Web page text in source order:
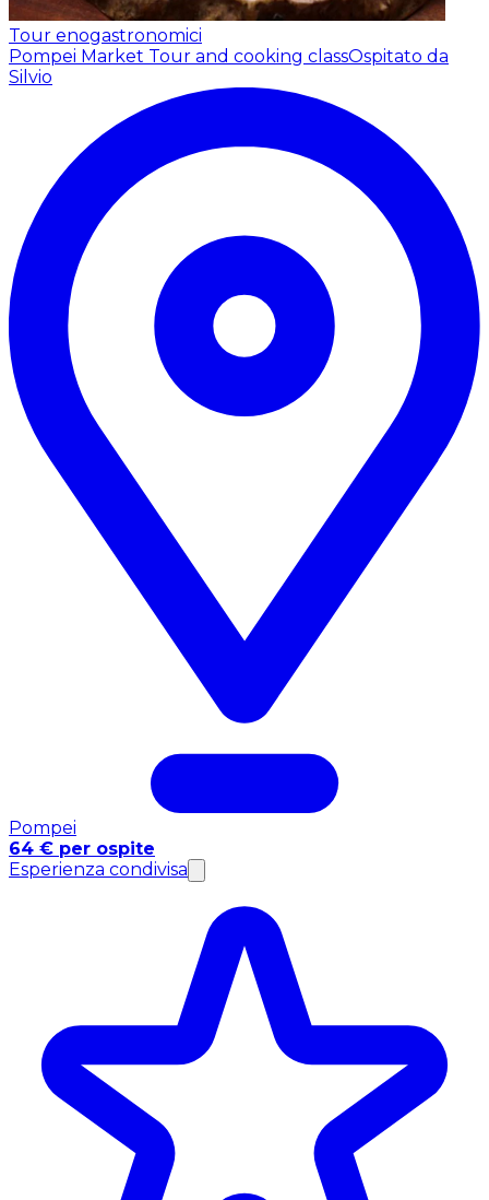
Tour enogastronomici
Pompei Market Tour and cooking classOspitato da
Silvio
Pompei
64 € per ospite
Esperienza condivisa